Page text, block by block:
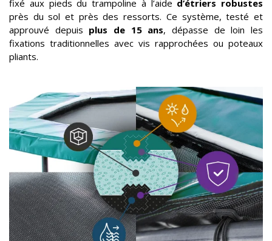
fixé aux pieds du trampoline à l’aide d’étriers robustes
près du sol et près des ressorts. Ce système, testé et
approuvé depuis plus de 15 ans, dépasse de loin les
fixations traditionnelles avec vis rapprochées ou poteaux
pliants.